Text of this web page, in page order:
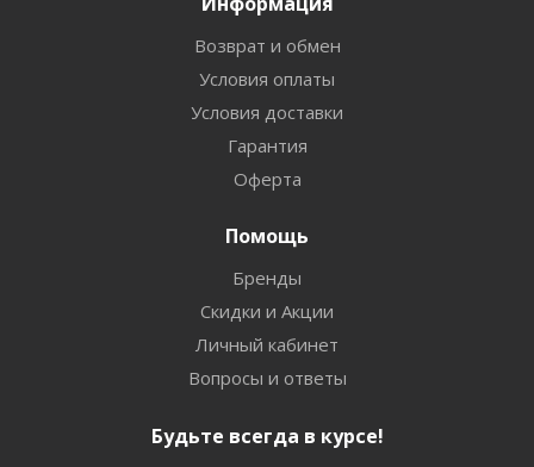
Возврат и обмен
Условия оплаты
Условия доставки
Гарантия
Оферта
Помощь
Бренды
Скидки и Акции
Личный кабинет
Вопросы и ответы
Будьте всегда в курсе!